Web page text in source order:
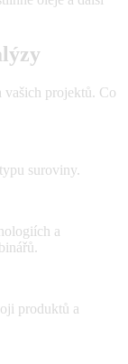
vašich projektů. Co
suroviny.
a
produktů a